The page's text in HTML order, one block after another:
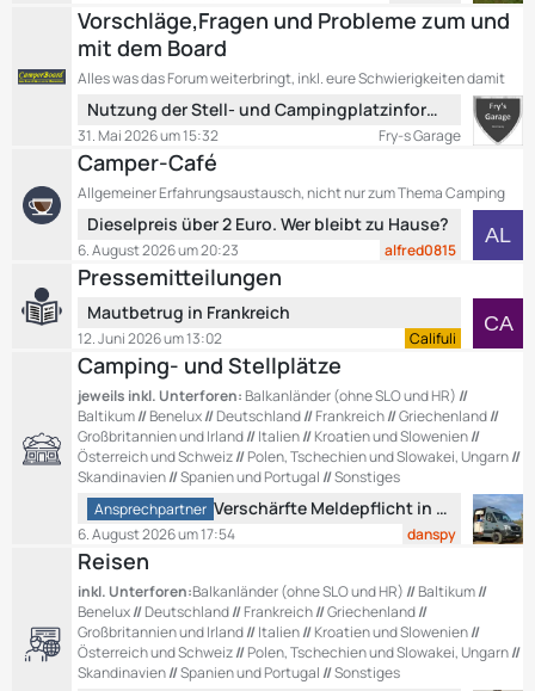
t
z
t
e
e
i
t
r
g
e
Vorschläge,Fragen und Probleme zum und
mit dem Board
Alles was das Forum weiterbringt, inkl. eure Schwierigkeiten damit
e
t
z
t
B
e
r
ä
g
e
Nutzung der Stell- und Campingplatzinformationen
Fry-s Garage
31. Mai 2026 um 15:32
Camper-Café
Allgemeiner Erfahrungsaustausch, nicht nur zum Thema Camping
e
t
z
e
B
e
i
t
r
ä
e
Dieselpreis über 2 Euro. Wer bleibt zu Hause?
alfred0815
6. August 2026 um 20:23
Pressemitteilungen
e
t
z
t
e
B
e
t
ä
g
e
Mautbetrug in Frankreich
Califuli
12. Juni 2026 um 13:02
Camping- und Stellplätze
jeweils inkl. Unterforen: Balkanländer (ohne SLO und HR) //
Baltikum//Benelux//Deutschland//Frankreich//Griechenland//
Großbritannien und Irland//Italien//Kroatien und Slowenien//
Österreich und Schweiz//Polen, Tschechien und Slowakei, Ungarn//
Skandinavien//Spanien und Portugal //Sonstiges
e
t
z
t
e
B
e
Ansprechpartner Verschärfte Meldepflicht in Montenegro ?
danspy
6. August 2026 um 17:54
Reisen
inkl. Unterforen:Balkanländer (ohne SLO und HR) //Baltikum//
Benelux//Deutschland//Frankreich//Griechenland//
Großbritannien und Irland//Italien//Kroatien und Slowenien//
Österreich und Schweiz//Polen, Tschechien und Slowakei, Ungarn//
Skandinavien//Spanien und Portugal //Sonstiges